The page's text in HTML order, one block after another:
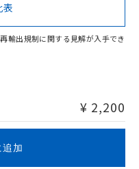
があります。
表
輸出規制に関する見解が入手でき
¥ 2,200
追加